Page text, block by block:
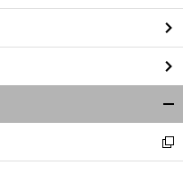
閉
新
し